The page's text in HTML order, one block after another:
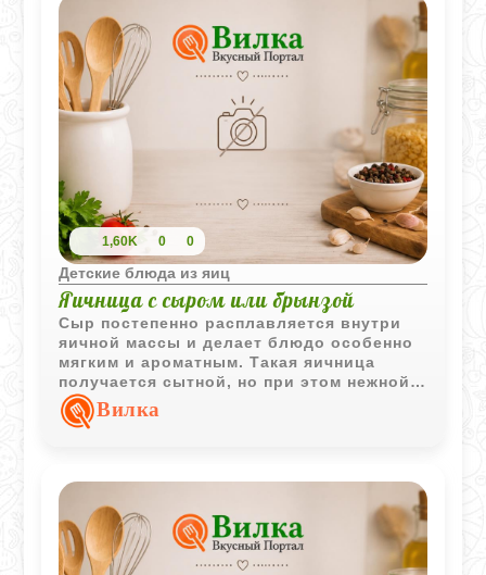
1,60K 0 0
Детские блюда из яиц
Яичница с сыром или брынзой
Сыр постепенно расплавляется внутри
яичной массы и делает блюдо особенно
мягким и ароматным. Такая яичница
получается сытной, но при этом нежной,
поэтому хорошо подходит для детского
завтрака или быстрого ужина.
Вилка